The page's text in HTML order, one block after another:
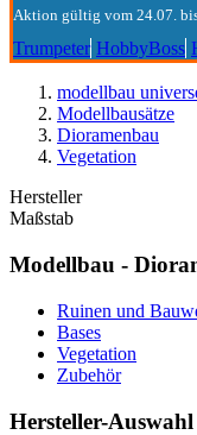
Aktion gültig vom 24.07.
Trumpeter HobbyBoss
modellbau
Modellbausätze
Dioramenbau
Vegetation
Hersteller
Maßstab
Modellbau -
Ruinen und
Bases
Vegetation
Zubehör
Hersteller-Auswahl